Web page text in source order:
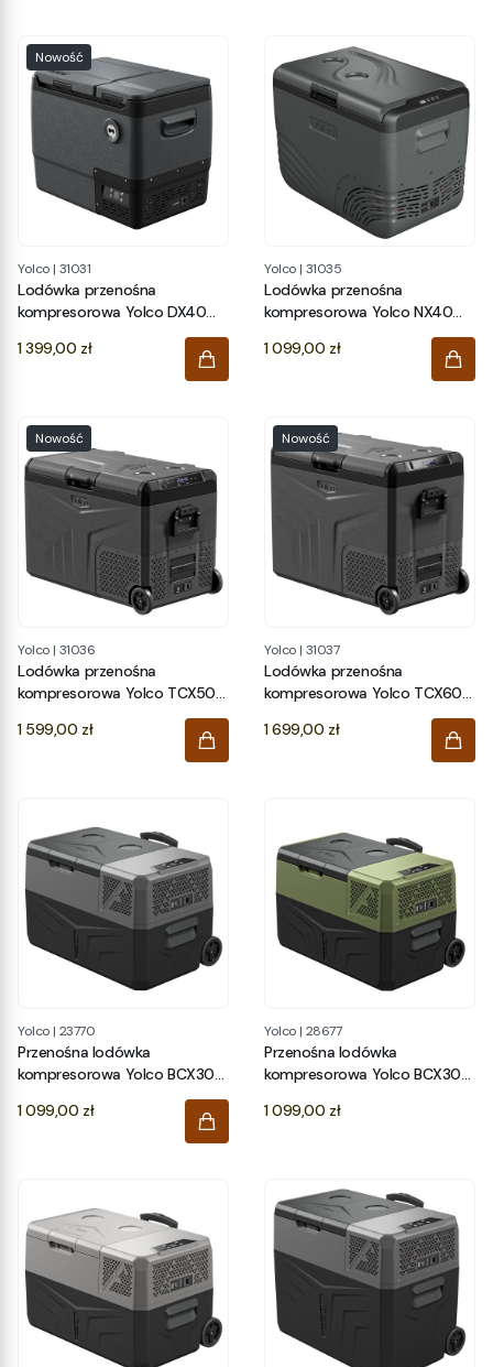
Nowość
Yolco | 31031
Lodówka przenośna
kompresorowa Yolco DX40
Cena
1 399,00 zł
Yolco | 31035
Lodówka przenośna
kompresorowa Yolco NX40
Cena
1 099,00 zł
Nowość
Yolco | 31036
Lodówka przenośna
kompresorowa Yolco TCX50
Cena
1 599,00 zł
Nowość
Yolco | 31037
Lodówka przenośna
kompresorowa Yolco TCX60
Cena
1 699,00 zł
Yolco | 23770
Przenośna lodówka
kompresorowa Yolco BCX30
Cena
1 099,00 zł
Yolco | 28677
Przenośna lodówka
kompresorowa Yolco BCX30
Cena
1 099,00 zł